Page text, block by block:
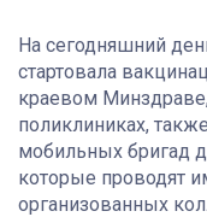
На сегодняшний
стартовала
краевом
поликлиниках,
мобильных бригад
которые проводят
организованных